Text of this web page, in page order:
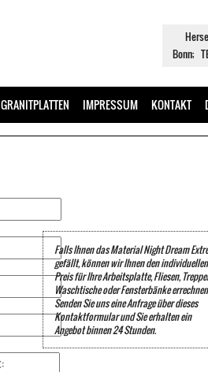
Bonn;
GRANITPLATTEN IMPRESSUM KONTAKT
Falls Ihnen das Material Night Dream
gefällt, können wir Ihnen den individuellen
Preis für Ihre Arbeitsplatte, Fliesen,
Waschtische oder Fensterbänke
Senden Sie uns eine Anfrage über dieses
Kontaktformular und Sie erhalten ein
Angebot binnen 24 Stunden.